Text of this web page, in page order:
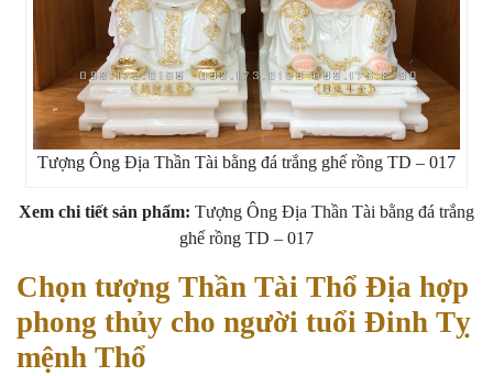
Tượng Ông Địa Thần Tài bằng đá trắng ghế rồng TD – 017
Xem chi tiết sản phẩm: Tượng Ông Địa Thần Tài bằng đá trắng
ghế rồng TD – 017
Chọn tượng Thần Tài Thổ Địa hợp
phong thủy cho người tuổi Đinh Tỵ
mệnh Thổ